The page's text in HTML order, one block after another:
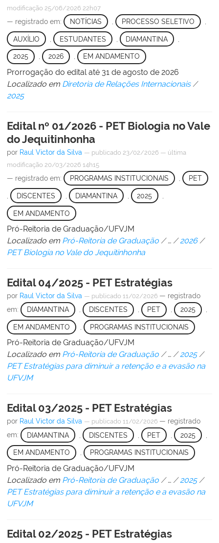
modificação 25/06/2026 22h07
— registrado em: NOTÍCIAS PROCESSO SELETIVO
AUXÍLIO ESTUDANTES DIAMANTINA
2025 , 2026 , EM ANDAMENTO
Prorrogação do edital até 31 de agosto de 2026
Localizado em Diretoria de Relações Internacionais /
2025
Edital nº 01/2026 - PET Biologia no Vale
do Jequitinhonha
por Raul Victor da Silva — publicado 23/02/2026 — última
modificação 20/03/2026 14h15
— registrado em: PROGRAMAS INSTITUCIONAIS PET
DISCENTES DIAMANTINA 2025
EM ANDAMENTO
Pró-Reitoria de Graduação/UFVJM
Localizado em Pró-Reitoria de Graduação /… /2026 /
PET Biologia no Vale do Jequitinhonha
Edital 04/2025 - PET Estratégias
por Raul Victor da Silva — publicado 11/02/2026 — registrado
em:
DIAMANTINA , DISCENTES , PET , 2025 ,
EM ANDAMENTO PROGRAMAS INSTITUCIONAIS
Pró-Reitoria de Graduação/UFVJM
Localizado em Pró-Reitoria de Graduação /… /2025 /
PET Estratégias para diminuir a retenção e a evasão na
UFVJM
Edital 03/2025 - PET Estratégias
por Raul Victor da Silva — publicado 11/02/2026 — registrado
em:
DIAMANTINA DISCENTES PET , 2025
EM ANDAMENTO , PROGRAMAS INSTITUCIONAIS
Pró-Reitoria de Graduação/UFVJM
Localizado em Pró-Reitoria de Graduação /… /2025 /
PET Estratégias para diminuir a retenção e a evasão na
UFVJM
Edital 02/2025 - PET Estratégias